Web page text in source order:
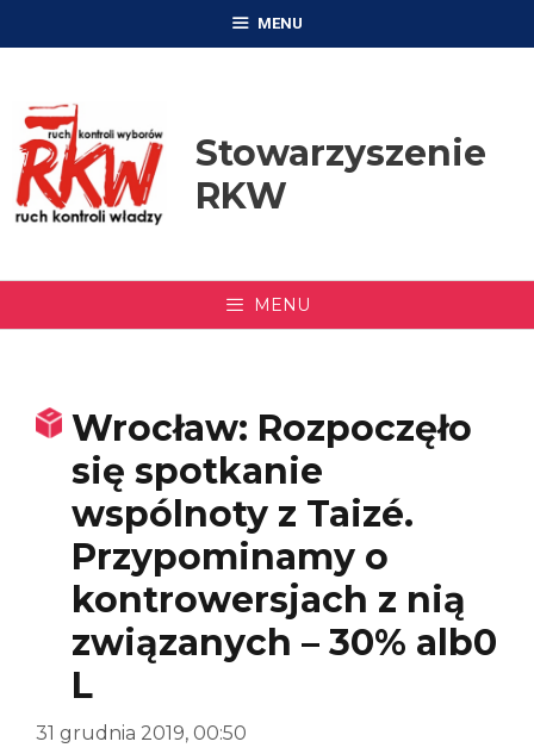
MENU
Stowarzyszenie
RKW
MENU
Wrocław: Rozpoczęło
się spotkanie
wspólnoty z Taizé.
Przypominamy o
kontrowersjach z nią
związanych – 30% alb0
L
31 grudnia 2019, 00:50